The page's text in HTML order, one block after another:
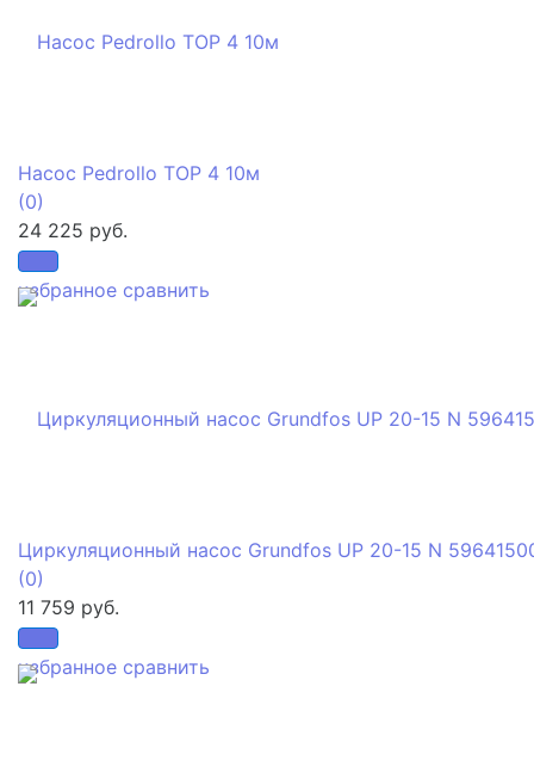
избранное сравнить
Насос Pedrollo TOP 4 10м
(0)
24 225 руб.
избранное сравнить
Циркуляционный насос Grundfos UP 20-15 N
(0)
11 759 руб.